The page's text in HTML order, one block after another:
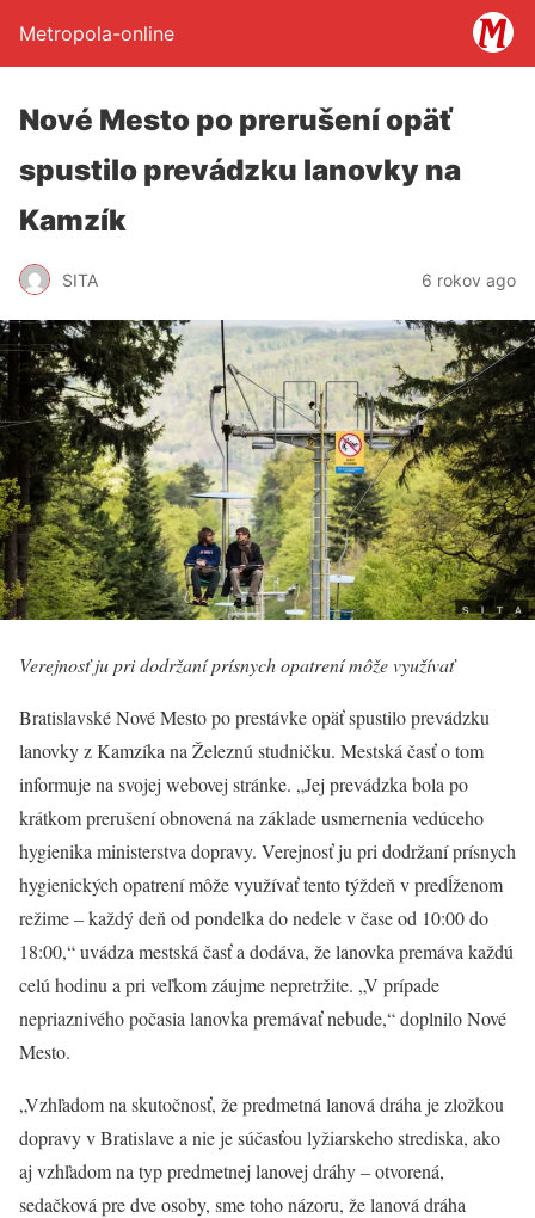
Metropola-online
Nové Mesto po prerušení opäť
spustilo prevádzku lanovky na
Kamzík
SITA 6 rokov ago
Verejnosť ju pri dodržaní prísnych opatrení môže využívať
Bratislavské Nové Mesto po prestávke opäť spustilo prevádzku
lanovky z Kamzíka na Železnú studničku. Mestská časť o tom
informuje na svojej webovej stránke. „Jej prevádzka bola po
krátkom prerušení obnovená na základe usmernenia vedúceho
hygienika ministerstva dopravy. Verejnosť ju pri dodržaní prísnych
hygienických opatrení môže využívať tento týždeň v predĺženom
režime – každý deň od pondelka do nedele v čase od 10:00 do
18:00,“ uvádza mestská časť a dodáva, že lanovka premáva každú
celú hodinu a pri veľkom záujme nepretržite. „V prípade
nepriaznivého počasia lanovka premávať nebude,“ doplnilo Nové
Mesto.
„Vzhľadom na skutočnosť, že predmetná lanová dráha je zložkou
dopravy v Bratislave a nie je súčasťou lyžiarskeho strediska, ako
aj vzhľadom na typ predmetnej lanovej dráhy – otvorená,
sedačková pre dve osoby, sme toho názoru, že lanová dráha